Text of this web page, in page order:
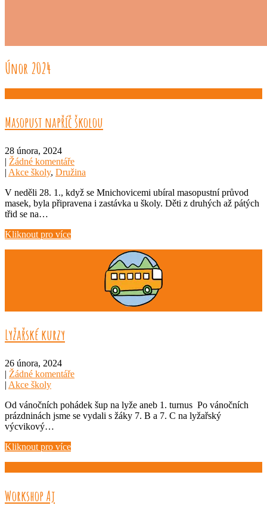
Únor 2024
Masopust napříč školou
28 února, 2024
| Žádné komentáře
| Akce školy, Družina
V neděli 28. 1., když se Mnichovicemi ubíral masopustní průvod
masek, byla připravena i zastávka u školy. Děti z druhých až pátých
třid se na…
Kliknout pro více
Lyžařské kurzy
26 února, 2024
| Žádné komentáře
| Akce školy
Od vánočních pohádek šup na lyže aneb 1. turnus Po vánočních
prázdninách jsme se vydali s žáky 7. B a 7. C na lyžařský
výcvikový…
Kliknout pro více
Workshop Aj